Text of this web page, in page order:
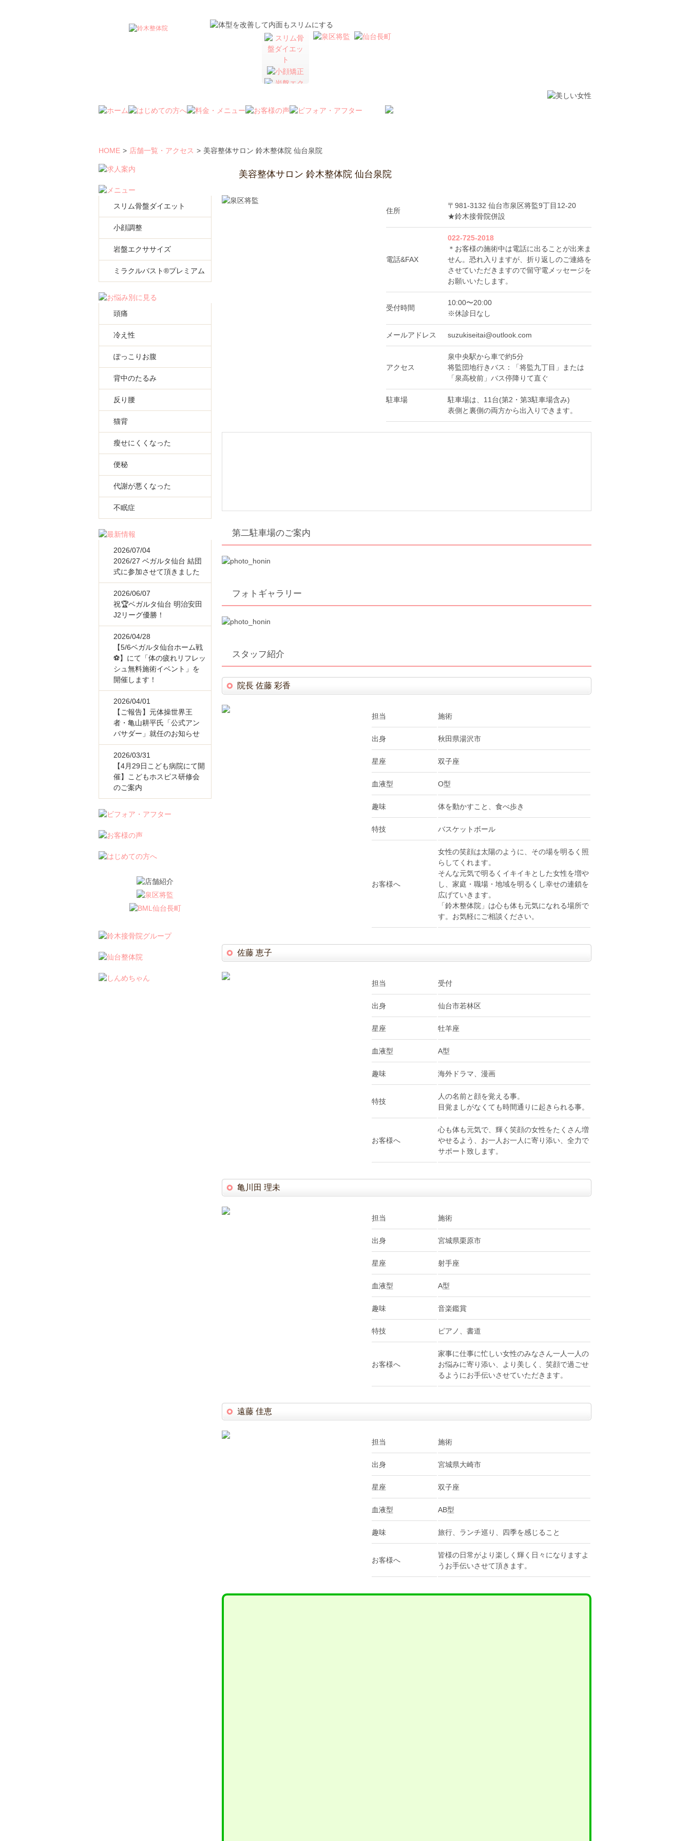
HOME > 店舗一覧・アクセス > 美容整体サロン 鈴木整体院 仙台泉院
美容整体サロン 鈴木整体院 仙台泉院
住所
〒981-3132 仙台市泉区将監9丁目12-20
★鈴木接骨院併設
電話&FAX
022-725-2018
＊お客様の施術中は電話に出ることが出来ま
せん。恐れ入りますが、折り返しのご連絡を
させていただきますので留守電メッセージを
お願いいたします。
受付時間
10:00〜20:00
※休診日なし
メールアドレス suzukiseitai@outlook.com
アクセス
泉中央駅から車で約5分
将監団地行きバス：「将監九丁目」または
「泉高校前」バス停降りて直ぐ
駐車場
駐車場は、11台(第2・第3駐車場含み)
表側と裏側の両方から出入りできます。
第二駐車場のご案内
フォトギャラリー
スタッフ紹介
院長 佐藤 彩香
担当 施術
出身 秋田県湯沢市
星座 双子座
血液型 O型
趣味 体を動かすこと、食べ歩き
特技 バスケットボール
お客様へ
女性の笑顔は太陽のように、その場を明るく照
らしてくれます。
そんな元気で明るくイキイキとした女性を増や
し、家庭・職場・地域を明るくし幸せの連鎖を
広げていきます。
「鈴木整体院」は心も体も元気になれる場所で
す。お気軽にご相談ください。
佐藤 恵子
担当 受付
出身 仙台市若林区
星座 牡羊座
血液型 A型
趣味 海外ドラマ、漫画
特技
人の名前と顔を覚える事。
目覚ましがなくても時間通りに起きられる事。
お客様へ
心も体も元気で、輝く笑顔の女性をたくさん増
やせるよう、お一人お一人に寄り添い、全力で
サポート致します。
亀川田 理未
担当 施術
出身 宮城県栗原市
星座 射手座
血液型 A型
趣味 音楽鑑賞
特技 ピアノ、書道
お客様へ
家事に仕事に忙しい女性のみなさん一人一人の
お悩みに寄り添い、より美しく、笑顔で過ごせ
るようにお手伝いさせていただきます。
遠藤 佳恵
担当 施術
出身 宮城県大崎市
星座 双子座
血液型 AB型
趣味 旅行、ランチ巡り、四季を感じること
お客様へ
皆様の日常がより楽しく輝く日々になりますよ
うお手伝いさせて頂きます。
スリム骨盤ダイエット
小顔調整
岩盤エクササイズ
ミラクルバスト®プレミアム
頭痛
冷え性
ぽっこりお腹
背中のたるみ
反り腰
猫背
瘦せにくくなった
便秘
代謝が悪くなった
不眠症
2026/07/04
2026/27 ベガルタ仙台 結団
式に参加させて頂きました
2026/06/07
祝🏆ベガルタ仙台 明治安田
J2リーグ優勝！
2026/04/28
【5/6ベガルタ仙台ホーム戦
⚽】にて「体の疲れリフレッ
シュ無料施術イベント」を
開催します！
2026/04/01
【ご報告】元体操世界王
者・亀山耕平氏「公式アン
バサダー」就任のお知らせ
2026/03/31
【4月29日こども病院にて開
催】こどもホスピス研修会
のご案内